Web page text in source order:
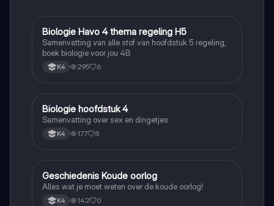
Biologie
Biologie Havo 4 thema regeling H5
Samenvatting van alle stof van hoofdstuk 5 regeling,
boek biologie voor jou 4B
K4 295 6
Biologie
Biologie hoofdstuk 4
Samenvatting over sex en dingetjes
K4 177 8
Geschiedenis
Geschiedenis Koude oorlog
Alles wat je moet weten over de koude oorlog!
K4 142 0